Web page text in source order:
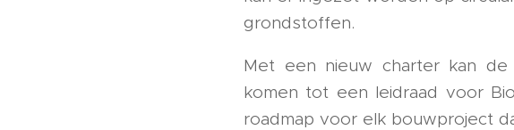
grondstoffen.
Met een nieuw charter kan
komen tot een leidraad voor
roadmap voor elk bouwproject